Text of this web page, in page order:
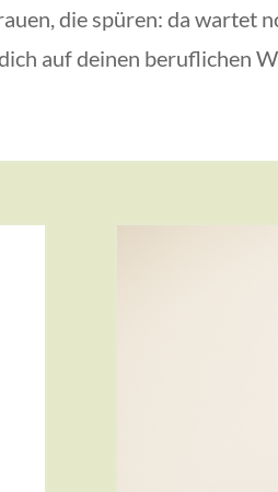
die spüren: da wartet
auf deinen beruflichen